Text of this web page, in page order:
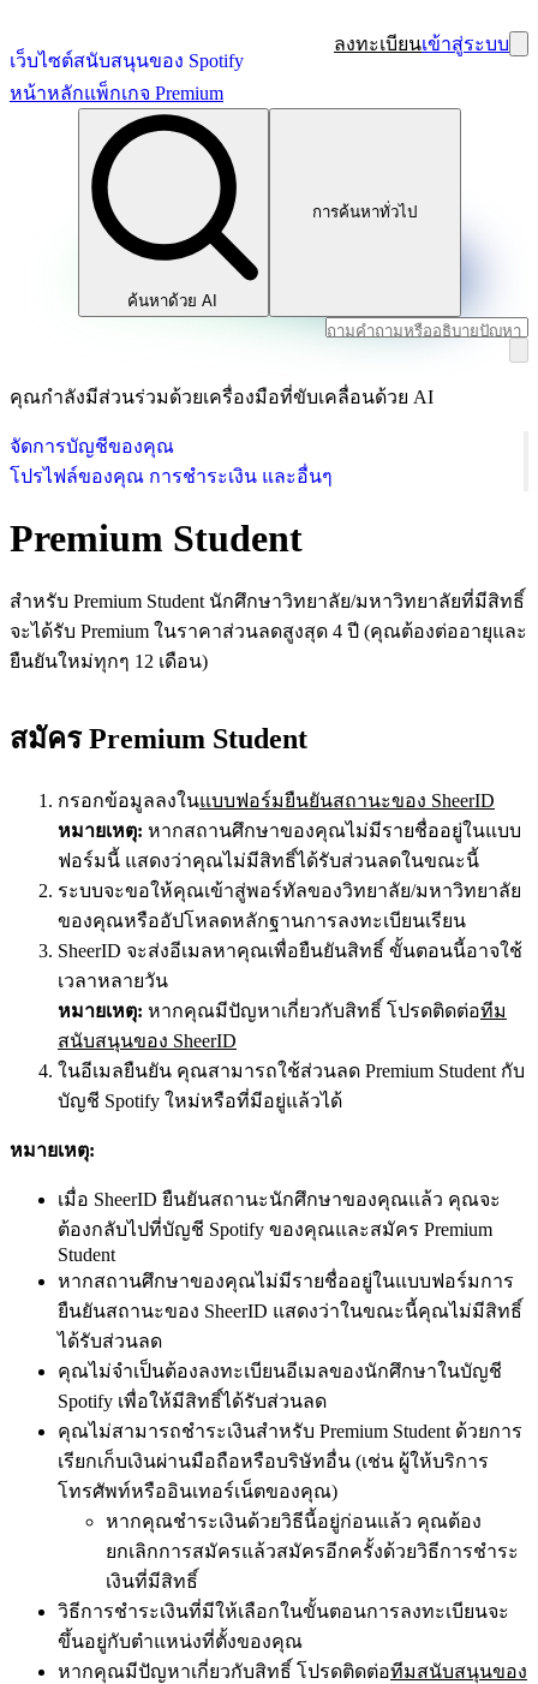
เว็บไซต์สนับสนุนของ Spotify
ลงทะเบียนเข้าสู่ระบบ
หน้าหลักแพ็กเกจ Premium
ค้นหาด้วย AI
การค้นหาทั่วไป
คุณกำลังมีส่วนร่วมด้วยเครื่องมือที่ขับเคลื่อนด้วย AI
จัดการบัญชีของคุณ
โปรไฟล์ของคุณ การชำระเงิน และอื่นๆ
Premium Student
สำหรับ Premium Student นักศึกษาวิทยาลัย/มหาวิทยาลัยที่มีสิทธิ์
จะได้รับ Premium ในราคาส่วนลดสูงสุด 4 ปี (คุณต้องต่ออายุและ
ยืนยันใหม่ทุกๆ 12 เดือน)
สมัคร Premium Student
กรอกข้อมูลลงในแบบฟอร์มยืนยันสถานะของ SheerID
หมายเหตุ: หากสถานศึกษาของคุณไม่มีรายชื่ออยู่ในแบบ
ฟอร์มนี้ แสดงว่าคุณไม่มีสิทธิ์ได้รับส่วนลดในขณะนี้
ระบบจะขอให้คุณเข้าสู่พอร์ทัลของวิทยาลัย/มหาวิทยาลัย
ของคุณหรืออัปโหลดหลักฐานการลงทะเบียนเรียน
SheerID จะส่งอีเมลหาคุณเพื่อยืนยันสิทธิ์ ขั้นตอนนี้อาจใช้
เวลาหลายวัน
หมายเหตุ: หากคุณมีปัญหาเกี่ยวกับสิทธิ์ โปรดติดต่อทีม
สนับสนุนของ SheerID
ในอีเมลยืนยัน คุณสามารถใช้ส่วนลด Premium Student กับ
บัญชี Spotify ใหม่หรือที่มีอยู่แล้วได้
หมายเหตุ:
เมื่อ SheerID ยืนยันสถานะนักศึกษาของคุณแล้ว คุณจะ
ต้องกลับไปที่บัญชี Spotify ของคุณและสมัคร Premium
Student
หากสถานศึกษาของคุณไม่มีรายชื่ออยู่ในแบบฟอร์มการ
ยืนยันสถานะของ SheerID แสดงว่าในขณะนี้คุณไม่มีสิทธิ์
ได้รับส่วนลด
คุณไม่จำเป็นต้องลงทะเบียนอีเมลของนักศึกษาในบัญชี
Spotify เพื่อให้มีสิทธิ์ได้รับส่วนลด
คุณไม่สามารถชำระเงินสำหรับ Premium Student ด้วยการ
เรียกเก็บเงินผ่านมือถือหรือบริษัทอื่น (เช่น ผู้ให้บริการ
โทรศัพท์หรืออินเทอร์เน็ตของคุณ)
หากคุณชำระเงินด้วยวิธีนี้อยู่ก่อนแล้ว คุณต้อง
ยกเลิกการสมัครแล้วสมัครอีกครั้งด้วยวิธีการชำระ
เงินที่มีสิทธิ์
วิธีการชำระเงินที่มีให้เลือกในขั้นตอนการลงทะเบียนจะ
ขึ้นอยู่กับตำแหน่งที่ตั้งของคุณ
หากคุณมีปัญหาเกี่ยวกับสิทธิ์ โปรดติดต่อทีมสนับสนุนของ